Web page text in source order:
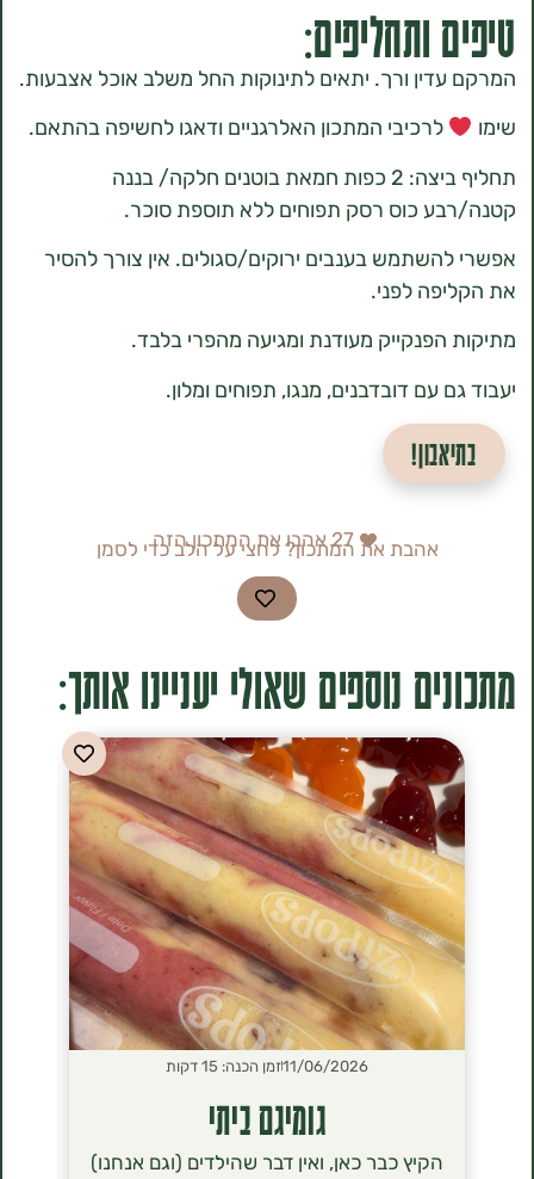
ותחליפים:
ורך. יתאים לתינוקות החל משלב אוכל אצבעות.
לרכיבי המתכון האלרגניים ודאגו לחשיפה בהתאם.
תחליף ביצה: 2 כפות חמאת בוטנים חלקה/ בננה
כוס רסק תפוחים ללא תוספת סוכר.
בענבים ירוקים/סגולים. אין צורך להסיר
לפני.
מעודנת ומגיעה מהפרי בלבד.
עם דובדבנים, מנגו, תפוחים ומלון.
27אהבו את המתכון הזה
אהבת את המתכון? לחצי על הלב כדי לסמן
נוספים שאולי יעניינו אותך:
11/06/2026זמן הכנה: 15 דקות
גומיגם ביתי
הקיץ כבר כאן, ואין דבר שהילדים (וגם אנחנו)